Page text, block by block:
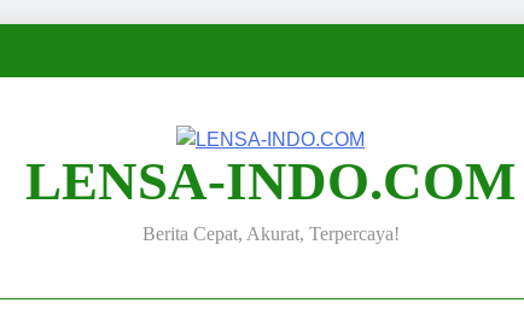
LENSA-INDO.COM
Berita Cepat, Akurat, Terpercaya!